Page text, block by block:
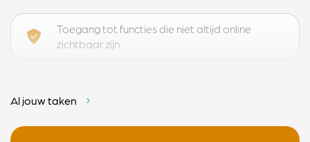
Toegang tot functies die niet altijd online
zichtbaar zijn
Al jouw taken